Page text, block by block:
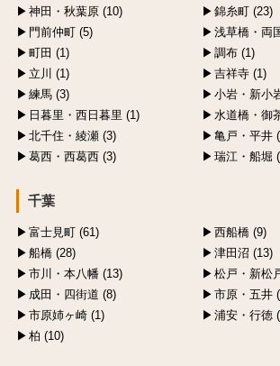
神田・秋葉原 (10)
錦糸町 (23)
門前仲町 (5)
浅草橋・両
町田 (1)
調布 (1)
立川 (1)
吉祥寺 (1)
練馬 (3)
小岩・新小
日暮里・西日暮里 (1)
水道橋・御
北千住・綾瀬 (3)
亀戸・平井
葛西・西葛西 (3)
瑞江・船堀
千葉
富士見町 (61)
西船橋 (9)
船橋 (28)
津田沼 (13)
市川・本八幡 (13)
松戸・新松
成田・四街道 (8)
市原・五井
市原姉ヶ崎 (1)
浦安・行徳
柏 (10)